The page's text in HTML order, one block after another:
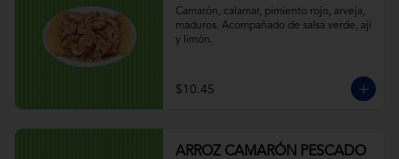
Camarón, calamar, pimiento rojo, arveja,
maduros. Acompañado de salsa verde, ají
y limón.
$10.45
ARROZ CAMARÓN PESCADO